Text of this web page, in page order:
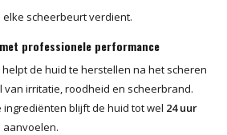
scheerbeurt verdient.
professionele performance
de huid te herstellen na het scheren
irritatie, roodheid en scheerbrand.
blijft de huid tot wel 24 uur